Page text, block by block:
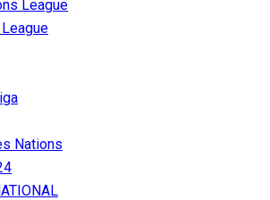
League
Nations